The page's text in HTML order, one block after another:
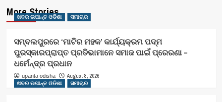
More Stories
ଖବର ଉପାନ୍ତ ଓଡିଶା ସମାଚାର
ସମ୍ବଲପୁରରେ ‘ମାଟିର ମହକ’ କାର୍ଯ୍ୟକ୍ରମ ପଦ୍ମ
ପୁରସ୍କାରପ୍ରାପ୍ତ ପ୍ରତିଭାମାନେ ସମାଜ ପାଇଁ ପ୍ରେରଣା –
ଧର୍ମେନ୍ଦ୍ର ପ୍ରଧାନ
upanta odisha
August 8, 2026
ଖବର ଉପାନ୍ତ ଓଡିଶା
ସମାଚାର